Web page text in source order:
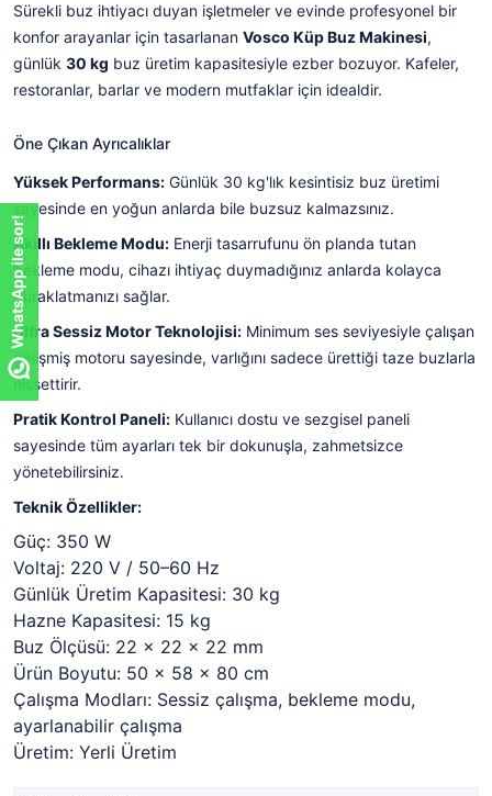
Sürekli buz ihtiyacı duyan işletmeler ve evinde profesyonel bir
konfor arayanlar için tasarlanan Vosco Küp Buz Makinesi,
günlük 30 kg buz üretim kapasitesiyle ezber bozuyor. Kafeler,
restoranlar, barlar ve modern mutfaklar için idealdir.
Öne Çıkan Ayrıcalıklar
Yüksek Performans: Günlük 30 kg'lık kesintisiz buz üretimi
sayesinde en yoğun anlarda bile buzsuz kalmazsınız.
Akıllı Bekleme Modu: Enerji tasarrufunu ön planda tutan
bekleme modu, cihazı ihtiyaç duymadığınız anlarda kolayca
duraklatmanızı sağlar.
Ultra Sessiz Motor Teknolojisi: Minimum ses seviyesiyle çalışan
gelişmiş motoru sayesinde, varlığını sadece ürettiği taze buzlarla
hissettirir.
Pratik Kontrol Paneli: Kullanıcı dostu ve sezgisel paneli
sayesinde tüm ayarları tek bir dokunuşla, zahmetsizce
yönetebilirsiniz.
Teknik Özellikler:
Güç: 350 W
Voltaj: 220 V / 50–60 Hz
Günlük Üretim Kapasitesi: 30 kg
Hazne Kapasitesi: 15 kg
Buz Ölçüsü: 22 × 22 × 22 mm
Ürün Boyutu: 50 × 58 × 80 cm
Çalışma Modları: Sessiz çalışma, bekleme modu,
ayarlanabilir çalışma
Üretim: Yerli Üretim
WhatsApp ile sor!